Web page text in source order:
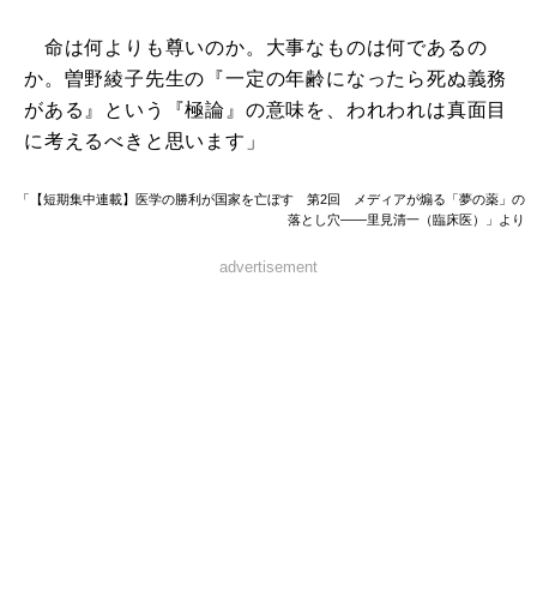
命は何よりも尊いのか。大事なものは何であるの
か。曽野綾子先生の『一定の年齢になったら死ぬ義務
がある』という『極論』の意味を、われわれは真面目
に考えるべきと思います」
「【短期集中連載】医学の勝利が国家を亡ぼす 第2回 メディアが煽る「夢の薬」の
落とし穴――里見清一（臨床医）」より
advertisement